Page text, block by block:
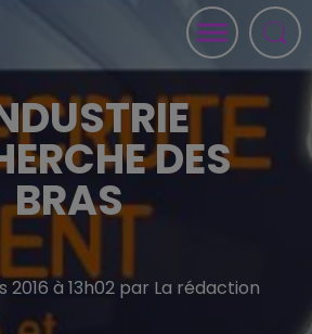
DES
BRAS
2016 à 13h02 par La rédaction